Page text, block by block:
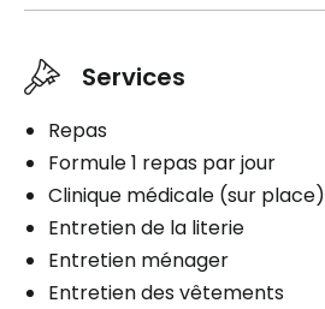
Services
Repas
Formule 1 repas par jour
Clinique médicale (sur place)
Entretien de la literie
Entretien ménager
Entretien des vêtements